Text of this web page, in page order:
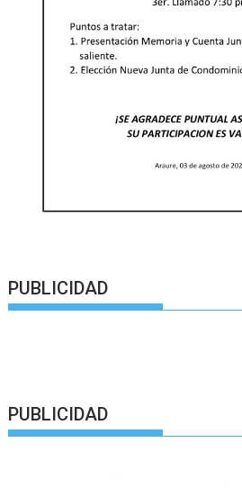
PUBLICIDAD
PUBLICIDAD